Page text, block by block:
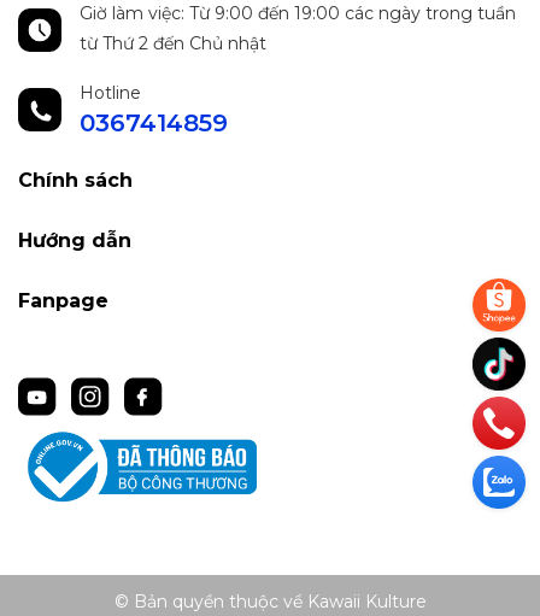
Giờ làm việc: Từ 9:00 đến 19:00 các ngày trong tuần
từ Thứ 2 đến Chủ nhật
Hotline
0367414859
Chính sách
Hướng dẫn
Fanpage
© Bản quyền thuộc về Kawaii Kulture